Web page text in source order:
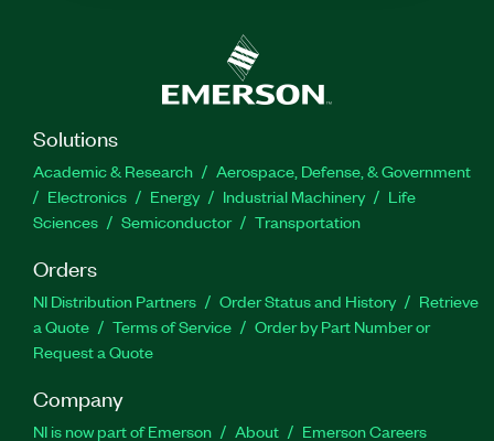
Solutions
Academic & Research
Aerospace, Defense, & Government
Electronics
Energy Industrial Machinery
Life
Sciences
Semiconductor Transportation
Orders
NI Distribution Partners Order Status and History
Retrieve
a Quote
Terms of Service
Order by Part Number or
Request a Quote
Company
NI is now part of Emerson About Emerson Careers